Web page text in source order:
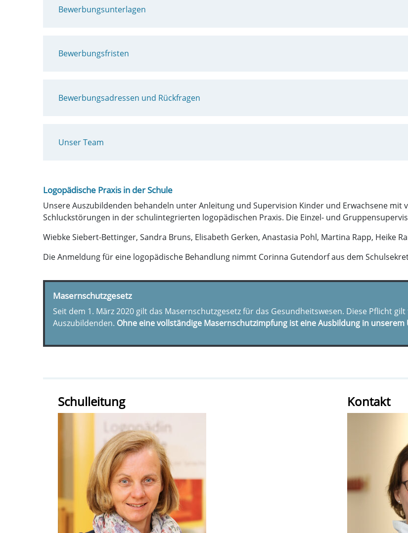
Bewerbungsunterlagen
Bewerbungsfristen
Bewerbungsadressen und Rückfragen
Unser Team
Logopädische Praxis in der Schule
Unsere Auszubildenden behandeln unter Anleitung und Supervision Kinder und Erwachsene mit
Schluckstörungen in der schulintegrierten logopädischen Praxis. Die Einzel- und
Wiebke Siebert-Bettinger, Sandra Bruns, Elisabeth Gerken, Anastasia Pohl, Martina Rapp, Heike
Die Anmeldung für eine logopädische Behandlung nimmt Corinna Gutendorf aus dem
Masernschutzgesetz
Seit dem 1. März 2020 gilt das Masernschutzgesetz für das Gesundheitswesen. Diese Pflicht
Auszubildenden. Ohne eine vollständige Masernschutzimpfung ist eine Ausbildung in
Schulleitung Kontakt